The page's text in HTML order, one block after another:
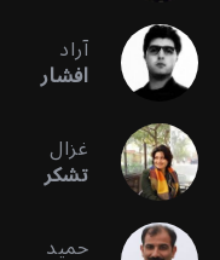
آراد
افشار
غزال
تشکر
حمید